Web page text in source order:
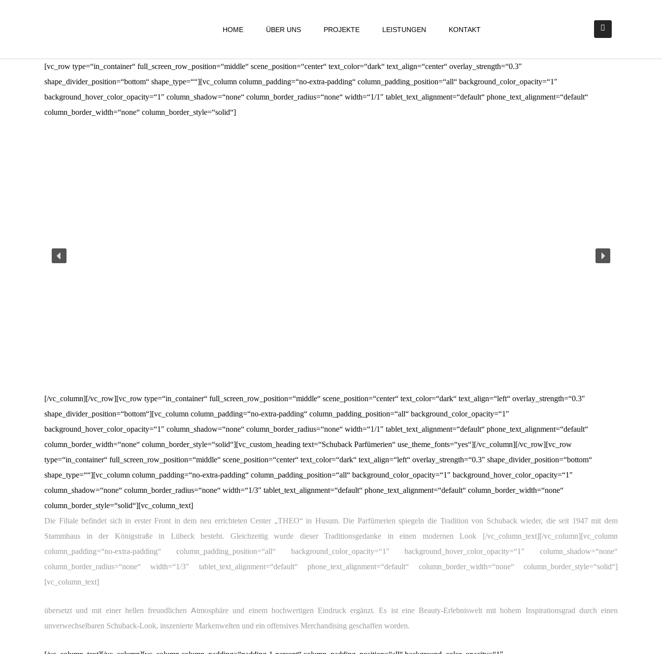
HOME ÜBER UNS PROJEKTE LEISTUNGEN KONTAKT
[vc_row type=“in_container“ full_screen_row_position=“middle“ scene_position=“center“ text_color=“dark“ text_align=“center“ overlay_strength=“0.3″
shape_divider_position=“bottom“ shape_type=““][vc_column column_padding=“no-extra-padding“ column_padding_position=“all“ background_color_opacity=“1″
background_hover_color_opacity=“1″ column_shadow=“none“ column_border_radius=“none“ width=“1/1″ tablet_text_alignment=“default“ phone_text_alignment=“default“
column_border_width=“none“ column_border_style=“solid“]
[/vc_column][/vc_row][vc_row type=“in_container“ full_screen_row_position=“middle“ scene_position=“center“ text_color=“dark“ text_align=“left“ overlay_strength=“0.3″
shape_divider_position=“bottom“][vc_column column_padding=“no-extra-padding“ column_padding_position=“all“ background_color_opacity=“1″
background_hover_color_opacity=“1″ column_shadow=“none“ column_border_radius=“none“ width=“1/1″ tablet_text_alignment=“default“ phone_text_alignment=“default“
column_border_width=“none“ column_border_style=“solid“][vc_custom_heading text=“Schuback Parfümerien“ use_theme_fonts=“yes“][/vc_column][/vc_row][vc_row
type=“in_container“ full_screen_row_position=“middle“ scene_position=“center“ text_color=“dark“ text_align=“left“ overlay_strength=“0.3″ shape_divider_position=“bottom“
shape_type=““][vc_column column_padding=“no-extra-padding“ column_padding_position=“all“ background_color_opacity=“1″ background_hover_color_opacity=“1″
column_shadow=“none“ column_border_radius=“none“ width=“1/3″ tablet_text_alignment=“default“ phone_text_alignment=“default“ column_border_width=“none“
column_border_style=“solid“][vc_column_text]
Die Filiale befindet sich in erster Front in dem neu errichteten Center „THEO“ in Husum.Die Parfümerien spiegeln die Tradition von Schuback wieder, die seit 1947 mit dem
Stammhaus in der Königstraße in Lübeck besteht. Gleichzeitig wurde dieser Traditionsgedanke in einen modernen Look [/vc_column_text][/vc_column][vc_column
column_padding=“no-extra-padding“ column_padding_position=“all“ background_color_opacity=“1″ background_hover_color_opacity=“1″ column_shadow=“none“
column_border_radius=“none“ width=“1/3″ tablet_text_alignment=“default“ phone_text_alignment=“default“ column_border_width=“none“ column_border_style=“solid“]
[vc_column_text]
übersetzt und mit einer hellen freundlichen Atmosphäre und einem hochwertigen Eindruck ergänzt. Es ist eine Beauty-Erlebniswelt mit hohem Inspirationsgrad durch einen
unverwechselbaren Schuback-Look, inszenierte Markenwelten und ein offensives Merchandising geschaffen worden.